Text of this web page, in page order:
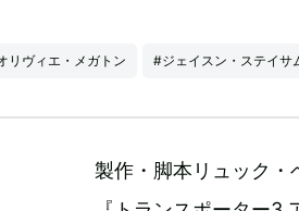
リヴィエ・メガトン #ジェイスン・ステイサ
製作・脚本リュック